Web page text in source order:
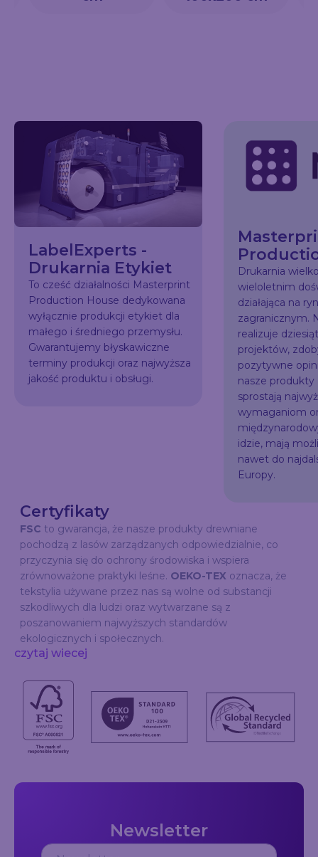
LabelExperts -
Drukarnia Etykiet
To cześć działalności Masterprint
Production House dedykowana
wyłącznie produkcji etykiet dla
małego i średniego przemysłu.
Gwarantujemy błyskawiczne
terminy produkcji oraz najwyższa
jakość produktu i obsługi.
Drukarnia
wieloletnim
działająca na
zagranicznym.
realizuje
projektów,
pozytywne
nasze
sprostają
wymaganiom
idzie, mają
nawet do
Europy.
Certyfikaty
FSC to gwarancja, że nasze produkty drewniane
pochodzą z lasów zarządzanych odpowiedzialnie, co
przyczynia się do ochrony środowiska i wspiera
zrównoważone praktyki leśne. OEKO-TEX oznacza, że
tekstylia używane przez nas są wolne od substancji
szkodliwych dla ludzi oraz wytwarzane są z
poszanowaniem najwyższych standardów
ekologicznych i społecznych.
czytaj wiecej
Newsletter